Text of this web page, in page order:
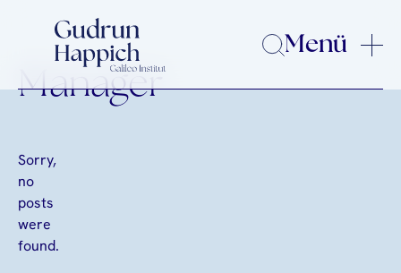
Menü
Manager
Sorry,
no
posts
were
found.